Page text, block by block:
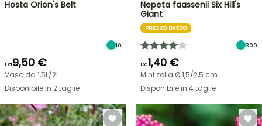
Hosta Orion's Belt
10
Da9,50 €
Vaso da 1,5L/2L
Disponibile in 2 taglie
Nepeta faassenii Six Hill's
Giant
PREZZO BASSO
300
Da1,40 €
Mini zolla Ø 1,5/2,5 cm
Disponibile in 4 taglie